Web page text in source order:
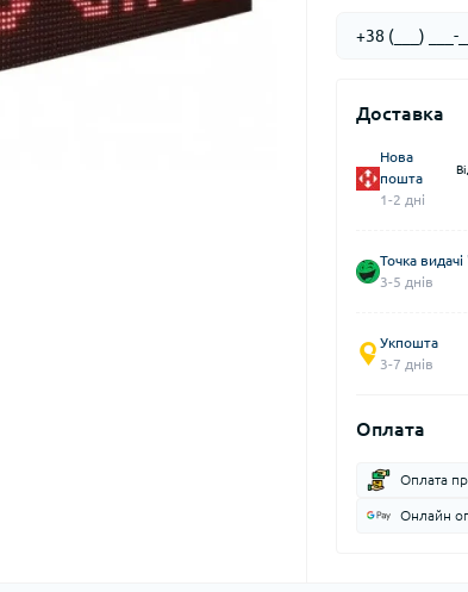
Доставка
Нова
пошта
1-2 дні
Точка
3-5 днів
Укпошта
3-7 днів
Оплата
Оплата
Онлайн